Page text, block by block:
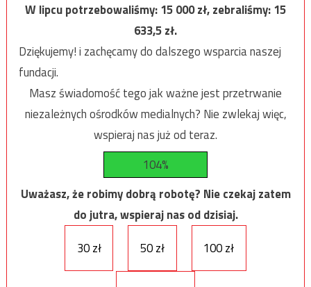
W lipcu potrzebowaliśmy:15 000zł, zebraliśmy:15
633,5zł.
Dziękujemy! i zachęcamy do dalszego wsparcia naszej
fundacji.
Masz świadomość tego jak ważne jest przetrwanie
niezależnych ośrodków medialnych? Nie zwlekaj więc,
wspieraj nas już od teraz.
104%
Uważasz, że robimy dobrą robotę? Nie czekaj zatem
do jutra, wspieraj nas od dzisiaj.
30 zł
50 zł 100 zł